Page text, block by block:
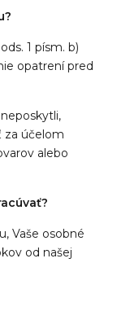
1 písm. b)
opatrení pred
za účelom
alebo
Vaše osobné
od našej